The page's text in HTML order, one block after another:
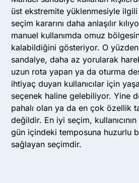
üst ekstremite yüklenmesiyle
seçim kararını daha anlaşılır
manuel kullanımda omuz
kalabildiğini gösteriyor. O
sandalye, daha az yorularak
uzun rota yapan ya da oturma
ihtiyaç duyan kullanıcılar için
seçenek haline gelebiliyor. Yine
pahalı olan ya da en çok özellik
değildir. En iyi seçim,
gün içindeki temposuna huzurlu
sağlayan seçimdir.